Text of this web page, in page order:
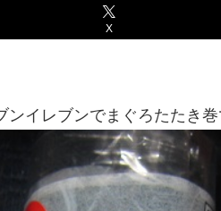
X
ンイレブンでまぐろたたき